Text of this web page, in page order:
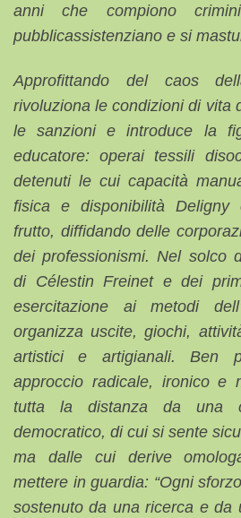
anni che compiono
pubblicassistenziano e si
Approfittando del caos
rivoluziona le condizioni di vita
le sanzioni e introduce la
educatore: operai tessili
detenuti le cui capacità
fisica e disponibilità
frutto, diffidando delle
dei professionismi. Nel solco
di Célestin Freinet e dei
esercitazione ai metodi
organizza uscite, giochi,
artistici e artigianali. Ben
approccio radicale, ironico e
tutta la distanza da una
democratico, di cui si sente
ma dalle cui derive
mettere in guardia: “Ogni
sostenuto da una ricerca e da